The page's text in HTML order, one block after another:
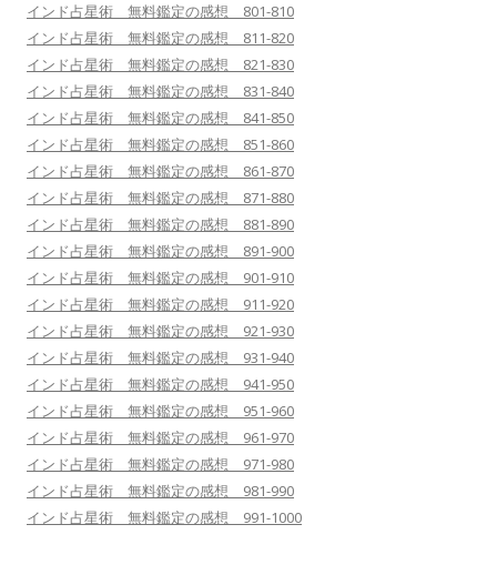
インド占星術 無料鑑定の感想 801-810
インド占星術 無料鑑定の感想 811-820
インド占星術 無料鑑定の感想 821-830
インド占星術 無料鑑定の感想 831-840
インド占星術 無料鑑定の感想 841-850
インド占星術 無料鑑定の感想 851-860
インド占星術 無料鑑定の感想 861-870
インド占星術 無料鑑定の感想 871-880
インド占星術 無料鑑定の感想 881-890
インド占星術 無料鑑定の感想 891-900
インド占星術 無料鑑定の感想 901-910
インド占星術 無料鑑定の感想 911-920
インド占星術 無料鑑定の感想 921-930
インド占星術 無料鑑定の感想 931-940
インド占星術 無料鑑定の感想 941-950
インド占星術 無料鑑定の感想 951-960
インド占星術 無料鑑定の感想 961-970
インド占星術 無料鑑定の感想 971-980
インド占星術 無料鑑定の感想 981-990
インド占星術 無料鑑定の感想 991-1000